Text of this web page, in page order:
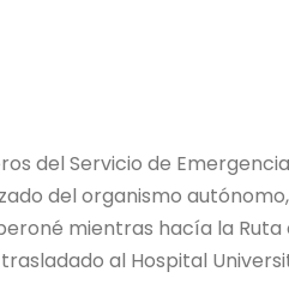
del Servicio de
del organismo
mientras hacía la Ruta
al Hospital